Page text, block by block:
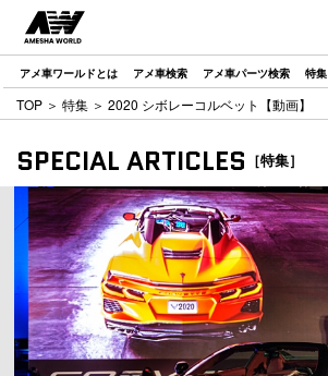
アメ車ワールドとは アメ車検索 アメ車パーツ検索 特集
TOP ＞ 特集 ＞ 2020 シボレーコルベット【動画】
SPECIAL ARTICLES ［特集］